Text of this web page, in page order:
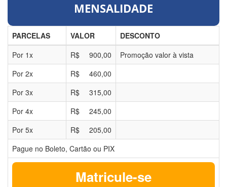
MENSALIDADE
PARCELAS VALOR
DESCONTO
Por 1x R$ 900,00
Promoção valor à vista
Por 2x R$
460,00
Por 3x R$
315,00
Por 4x R$
245,00
Por 5x R$
205,00
Pague no Boleto, Cartão ou PIX
Matricule-se